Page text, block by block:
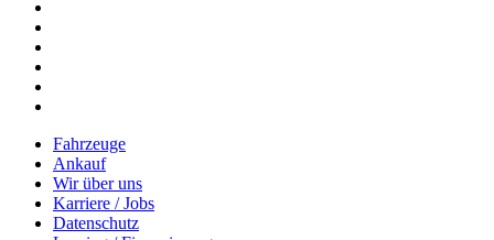
Fahrzeuge
Ankauf
Wir über uns
Karriere / Jobs
Datenschutz